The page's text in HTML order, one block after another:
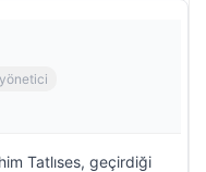
Tatlıses, geçirdiği